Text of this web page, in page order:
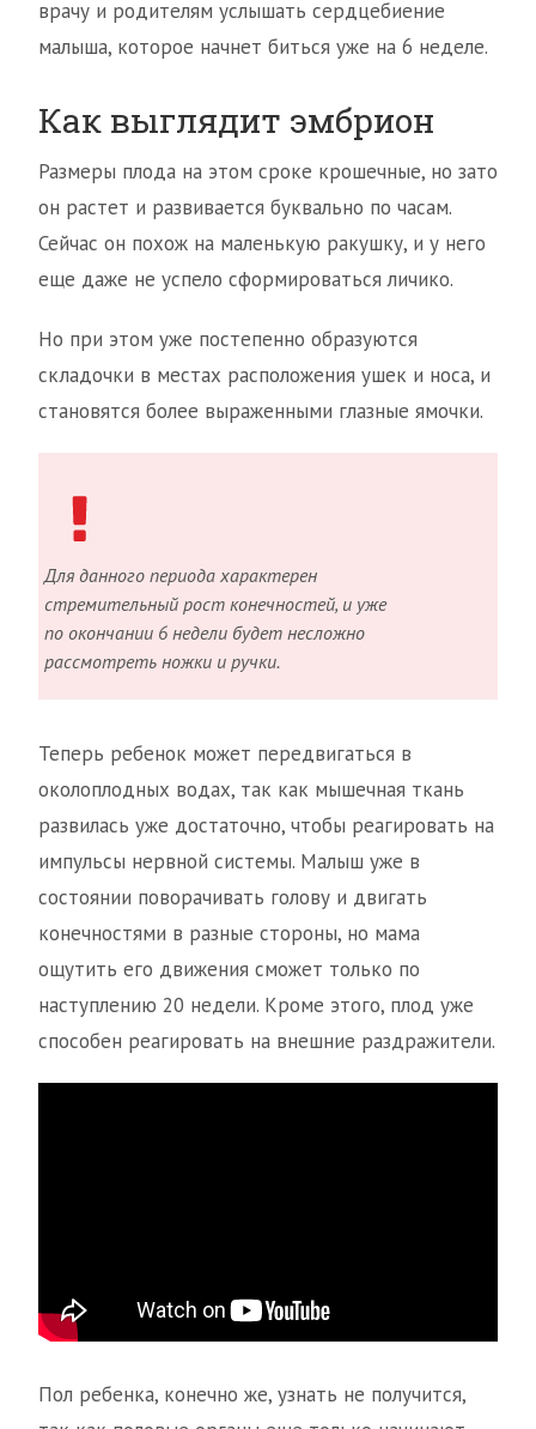
врачу и родителям услышать сердцебиение
малыша, которое начнет биться уже на 6 неделе.
Как выглядит эмбрион
Размеры плода на этом сроке крошечные, но зато
он растет и развивается буквально по часам.
Сейчас он похож на маленькую ракушку, и у него
еще даже не успело сформироваться личико.
Но при этом уже постепенно образуются
складочки в местах расположения ушек и носа, и
становятся более выраженными глазные ямочки.
Для данного периода характерен
стремительный рост конечностей, и уже
по окончании 6 недели будет несложно
рассмотреть ножки и ручки.
Теперь ребенок может передвигаться в
околоплодных водах, так как мышечная ткань
развилась уже достаточно, чтобы реагировать на
импульсы нервной системы. Малыш уже в
состоянии поворачивать голову и двигать
конечностями в разные стороны, но мама
ощутить его движения сможет только по
наступлению 20 недели. Кроме этого, плод уже
способен реагировать на внешние раздражители.
Пол ребенка, конечно же, узнать не получится,